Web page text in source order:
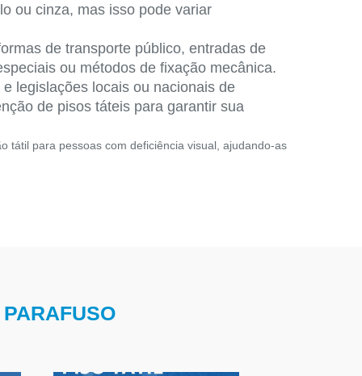
ou cinza, mas isso pode variar
de transporte público, entradas de
ou métodos de fixação mecânica.
legislações locais ou nacionais de
de pisos táteis para garantir sua
tátil para pessoas com deficiência visual, ajudando-as